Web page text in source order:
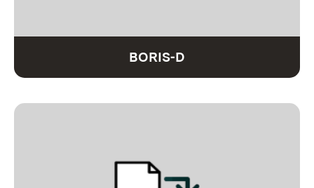
BORIS-D